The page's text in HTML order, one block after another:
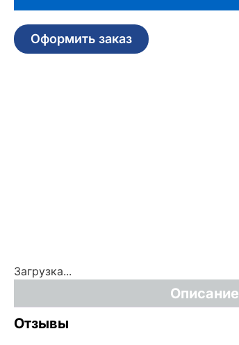
Оформить заказ
Загрузка...
Описание
Отзывы